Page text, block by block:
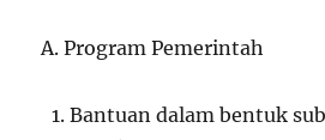
A. Program Pemerintah
Bantuan dalam bentuk